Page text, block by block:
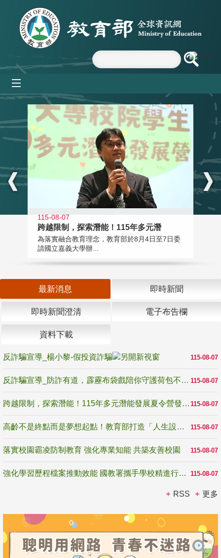
跳到主要內容區塊
:::
115-08-07
跨越限制，探索潛能！115年多元潛
為落實融合教育理念，教育部於8月4日至7日委
請國立嘉義大學辦...
最新消息 即時新聞
即時新聞澄清 電子布告欄
資料下載
115-08-07
反詐騙宣導_楊小黎-假投資詐騙
115-08-07
反詐騙宣導_防詐有道，霹靂布袋戲陪你守護荷包不受騙
115-08-07
跨越限制，探索潛能！115年多元潛能發展夏令營發掘生命無限可能
115-08-07
高齡不是終點而是夢想起點！教育部打造「人生設計夢工場」 參展第3屆高齡健康產業博覽會
115-08-07
落實校園霸凌防制教育 強化專業知能 共築友善校園
115-08-07
強化學習歷程檔案推動效能 國教署攜手學校精進行政與教學支持
RSS 更多